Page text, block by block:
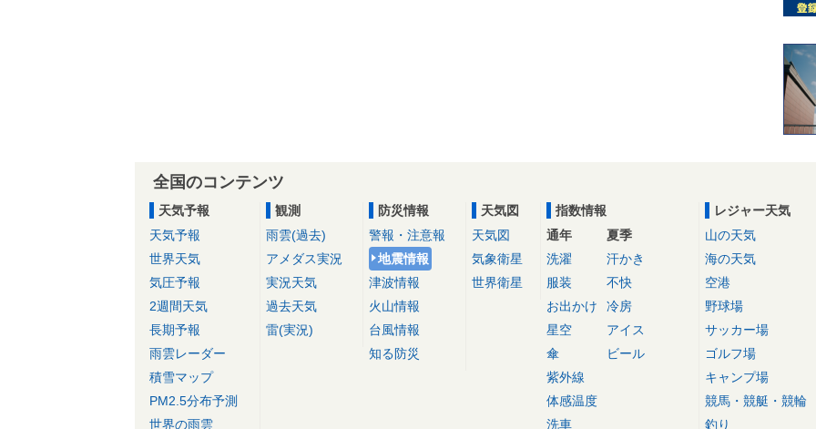
全国のコンテンツ
天気予報
天気予報
世界天気
気圧予報
2週間天気
長期予報
雨雲レーダー
積雪マップ
PM2.5分布予測
世界の雨雲
観測
雨雲(過去)
アメダス実況
実況天気
過去天気
雷(実況)
防災情報
警報・注意報
地震情報
津波情報
火山情報
台風情報
知る防災
天気図
天気図
気象衛星
世界衛星
指数情報
通年
洗濯
服装
お出かけ
星空
傘
紫外線
体感温度
洗車
夏季
汗かき
不快
冷房
アイス
ビール
レジャー天気
山の天気
海の天気
空港
野球場
サッカー場
ゴルフ場
キャンプ場
競馬・競艇・競輪
釣り